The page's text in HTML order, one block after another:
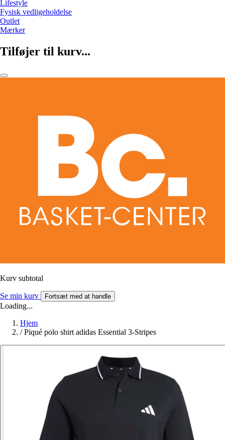
Lifestyle
Fysisk vedligeholdelse
Outlet
Mærker
Tilføjer til kurv...
Kurv subtotal
Se min kurv Fortsæt med at handle
Loading...
Hjem
/ Piqué polo shirt adidas Essential 3-Stripes